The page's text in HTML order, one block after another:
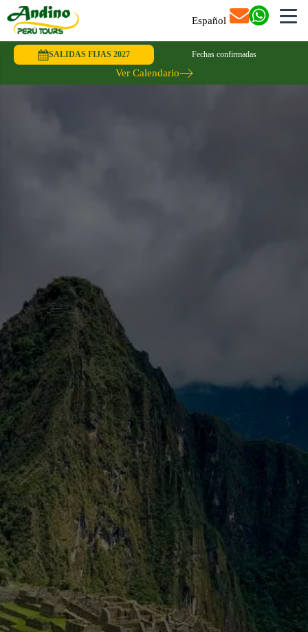
Español
SALIDAS FIJAS 2027 Fechas confirmadas
Ver Calendario